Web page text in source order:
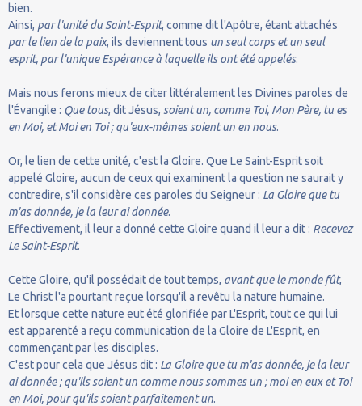
bien.
Ainsi, par l'unité du Saint-Esprit, comme dit l'Apôtre, étant attachés
par le lien de la paix, ils deviennent tous un seul corps et un seul
esprit, par l'unique Espérance à laquelle ils ont été appelés.
Mais nous ferons mieux de citer littéralement les Divines paroles de
l'Évangile : Que tous, dit Jésus, soient un, comme Toi, Mon Père, tu es
en Moi, et Moi en Toi ; qu'eux-mêmes soient un en nous.
Or, le lien de cette unité, c'est la Gloire. Que Le Saint-Esprit soit
appelé Gloire, aucun de ceux qui examinent la question ne saurait y
contredire, s'il considère ces paroles du Seigneur : La Gloire que tu
m'as donnée, je la leur ai donnée.
Effectivement, il leur a donné cette Gloire quand il leur a dit : Recevez
Le Saint-Esprit.
Cette Gloire, qu'il possédait de tout temps, avant que le monde fût,
Le Christ l'a pourtant reçue lorsqu'il a revêtu la nature humaine.
Et lorsque cette nature eut été glorifiée par L'Esprit, tout ce qui lui
est apparenté a reçu communication de la Gloire de L'Esprit, en
commençant par les disciples.
C'est pour cela que Jésus dit : La Gloire que tu m'as donnée, je la leur
ai donnée ; qu'ils soient un comme nous sommes un ; moi en eux et Toi
en Moi, pour qu'ils soient parfaitement un.